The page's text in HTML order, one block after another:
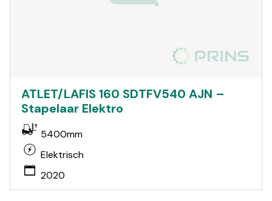
ATLET/LAFIS 160 SDTFV540 AJN –
Stapelaar Elektro
5400mm
Elektrisch
2020